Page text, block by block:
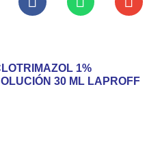
1%
30 ML LAPROFF